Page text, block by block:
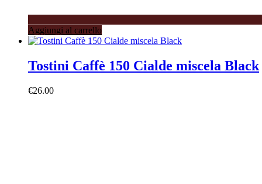
Aggiungi al carrello
Tostini Caffè 150 Cialde miscela Black
€26.00